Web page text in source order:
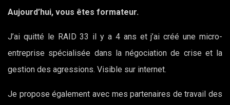
Aujourd’hui, vous êtes formateur.
J’ai quitté le RAID 33 il y a 4 ans et j’ai créé une micro-
entreprise spécialisée dans la négociation de crise et la
gestion des agressions. Visible sur internet.
Je propose également avec mes partenaires de travail des